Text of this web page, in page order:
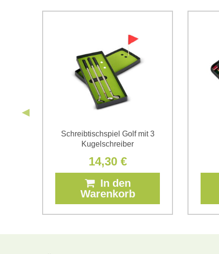
Schreibtischspiel Golf mit 3
Kugelschreiber
14,30 €
In den
Warenkorb